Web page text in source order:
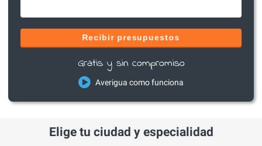
Recibir presupuestos
Gratis y sin compromiso
Averigua como funciona
Elige tu ciudad y especialidad